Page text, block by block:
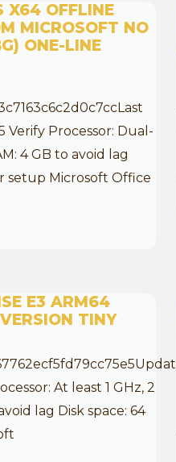
X64 OFFLINE
MICROSOFT NO
ONE-LINE
Verify Processor: Dual-
4 GB to avoid lag
setup Microsoft Office
E3 ARM64
TINY
At least 1 GHz, 2
lag Disk space: 64